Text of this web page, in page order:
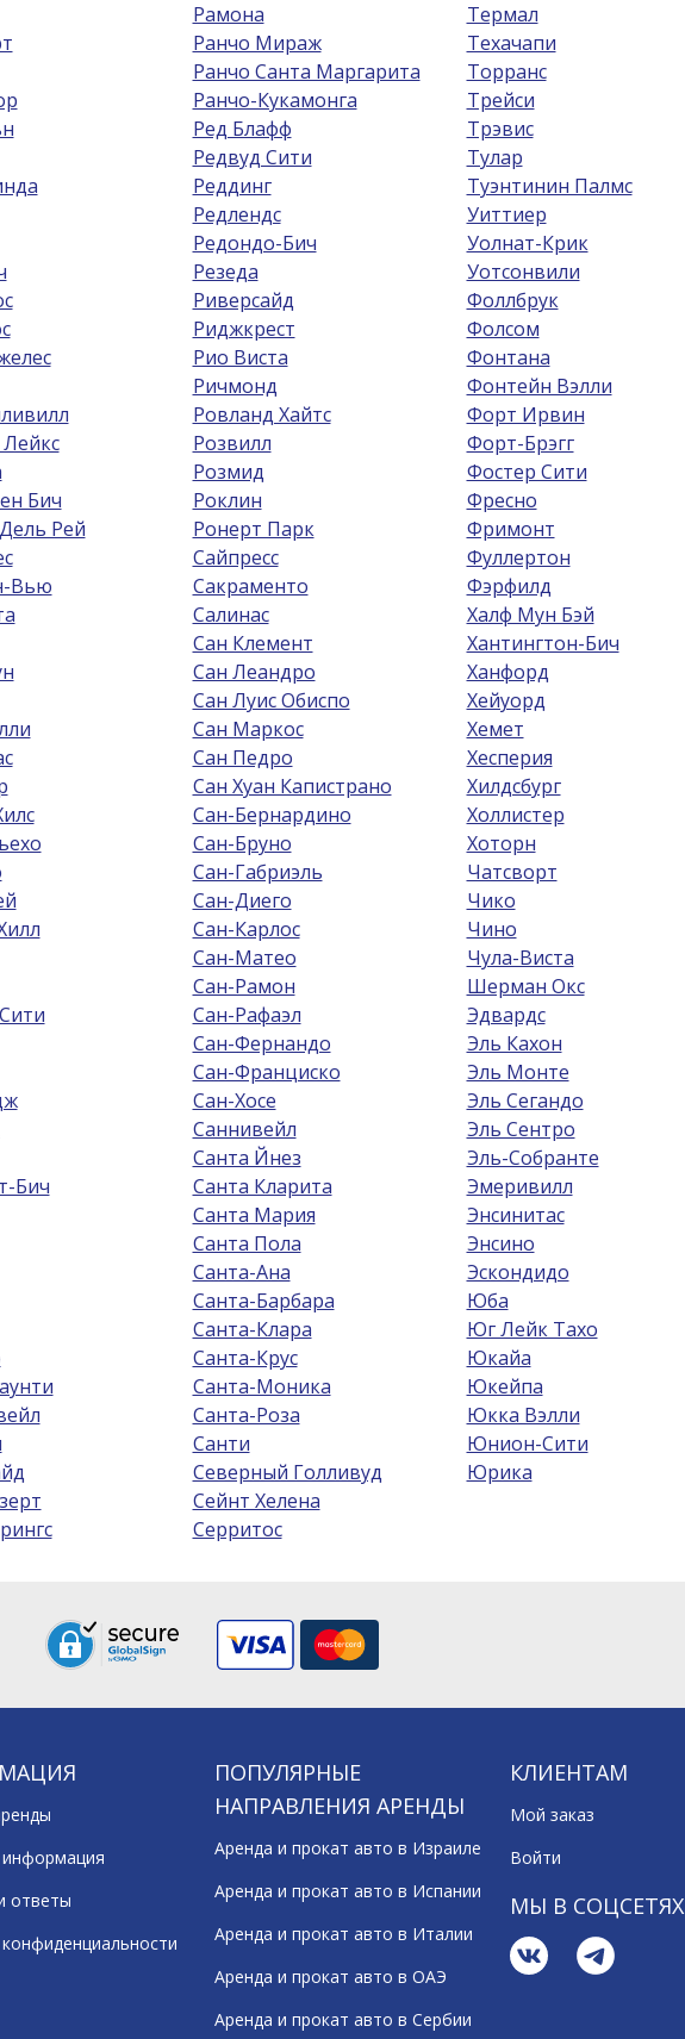
Бич
Рей
Вью
Бич
Рамона
Ранчо Мираж
Ранчо Санта Маргарита
Ранчо-Кукамонга
Ред Блафф
Редвуд Сити
Реддинг
Редлендс
Редондо-Бич
Резеда
Риверсайд
Риджкрест
Рио Виста
Ричмонд
Ровланд Хайтс
Розвилл
Розмид
Роклин
Ронерт Парк
Сайпресс
Сакраменто
Салинас
Сан Клемент
Сан Леандро
Сан Луис Обиспо
Сан Маркос
Сан Педро
Сан Хуан Капистрано
Сан-Бернардино
Сан-Бруно
Сан-Габриэль
Сан-Диего
Сан-Карлос
Сан-Матео
Сан-Рамон
Сан-Рафаэл
Сан-Фернандо
Сан-Франциско
Сан-Хосе
Саннивейл
Санта Йнез
Санта Кларита
Санта Мария
Санта Пола
Санта-Ана
Санта-Барбара
Санта-Клара
Санта-Крус
Санта-Моника
Санта-Роза
Санти
Северный Голливуд
Сейнт Хелена
Серритос
Термал
Техачапи
Торранс
Трейси
Трэвис
Тулар
Туэнтинин Палмс
Уиттиер
Уолнат-Крик
Уотсонвили
Фоллбрук
Фолсом
Фонтана
Фонтейн Вэлли
Форт Ирвин
Форт-Брэгг
Фостер Сити
Фресно
Фримонт
Фуллертон
Фэрфилд
Халф Мун Бэй
Хантингтон-Бич
Ханфорд
Хейуорд
Хемет
Хесперия
Хилдсбург
Холлистер
Хоторн
Чатсворт
Чико
Чино
Чула-Виста
Шерман Окс
Эдвардс
Эль Кахон
Эль Монте
Эль Сегандо
Эль Сентро
Эль-Собрантe
Эмеривилл
Энсинитас
Энсино
Эскондидо
Юба
Юг Лейк Тахо
Юкайа
Юкейпа
Юкка Вэлли
Юнион-Сити
Юрика
ответы
ПОПУЛЯРНЫЕ
НАПРАВЛЕНИЯ АРЕНДЫ
Аренда и прокат авто в Израиле
Аренда и прокат авто в Испании
Аренда и прокат авто в Италии
Аренда и прокат авто в ОАЭ
Аренда и прокат авто в Сербии
КЛИЕНТАМ
Мой заказ
Войти
МЫ В СОЦСЕТЯХ